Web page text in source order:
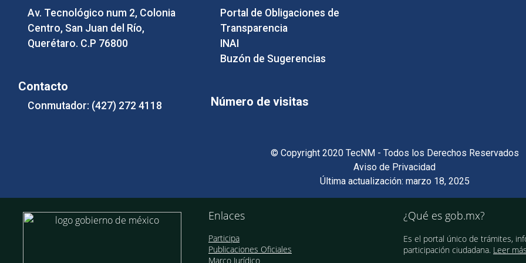
Av. Tecnológico num 2, Colonia
Centro, San Juan del Río,
Querétaro. C.P 76800
Contacto
Conmutador: (427) 272 4118
Portal de Obligaciones de
Transparencia
INAI
Buzón de Sugerencias
Número de visitas
© Copyright 2020 TecNM - Todos los Derechos Reservados
Aviso de Privacidad
Última actualización: marzo 18, 2025
Enlaces
Participa
Publicaciones Oficiales
Marco Jurídico
¿Qué es gob.mx?
Es el portal único de trámites,
participación ciudadana. Leer más